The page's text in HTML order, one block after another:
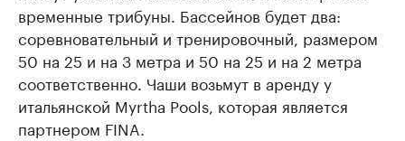
временные трибуны. Бассейнов будет два:
соревновательный и тренировочный, размером
50 на 25 и на 3 метра и 50 на 25 и на 2 метра
соответственно. Чаши возьмут в аренду у
итальянской Myrtha Pools, которая является
партнером FINA.